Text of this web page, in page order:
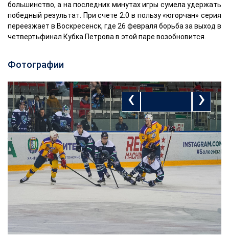
большинство, а на последних минутах игры сумела удержать
победный результат. При счете 2:0 в пользу «югорчан» серия
переезжает в Воскресенск, где 26 февраля борьба за выход в
четвертьфинал Кубка Петрова в этой паре возобновится.
Фотографии
‹ ›